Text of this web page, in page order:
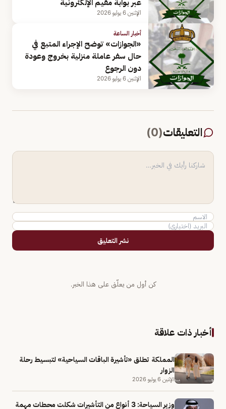
عبر بوابة مقيم الإلكترونية
الإثنين 6 يوليو 2026
أخبار الساعة
«الجوازات» توضح الإجراء المتبع في
حال سفر عاملة منزلية بخروج وعودة
دون الرجوع
الإثنين 6 يوليو 2026
التعليقات(
0
)
نشر التعليق
كن أول من يعلّق على هذا الخبر.
أخبار ذات علاقة
المملكة تطلق «تأشيرة الباقات السياحية» لتبسيط رحلة
الزوار
الإثنين 6 يوليو 2026
وزير السياحة: 3 أنواع من التأشيرات شكلت محطات مهمة